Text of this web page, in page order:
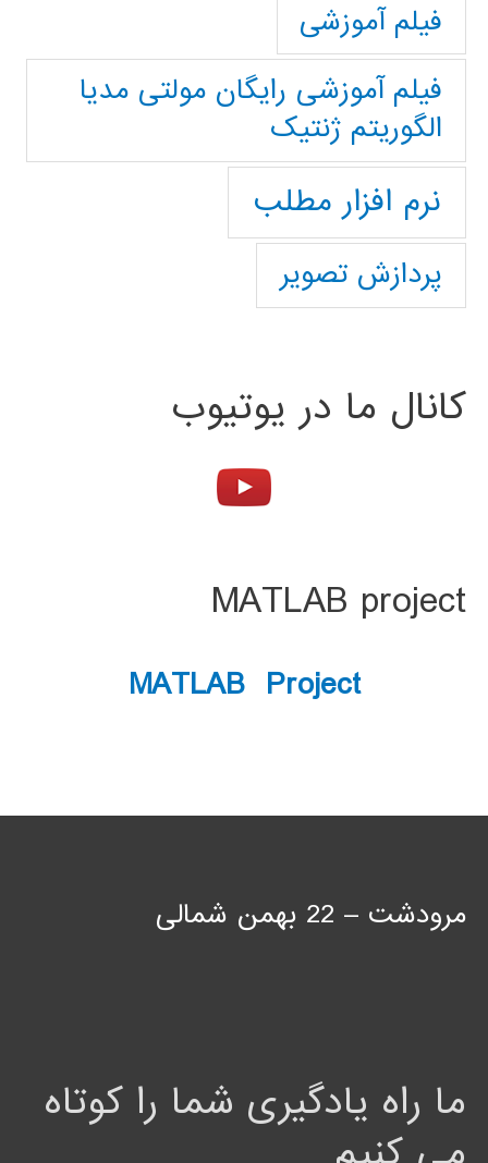
فیلم آموزشی
فیلم آموزشی رایگان مولتی مدیا
الگوریتم ژنتیک
نرم افزار مطلب
پردازش تصویر
کانال ما در یوتیوب
MATLAB project
MATLAB Project
مرودشت – 22 بهمن شمالی
ما راه یادگیری شما را کوتاه